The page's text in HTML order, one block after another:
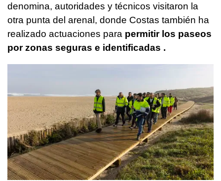
denomina, autoridades y técnicos visitaron la
otra punta del arenal, donde Costas también ha
realizado actuaciones para permitir los paseos
por zonas seguras e identificadas .